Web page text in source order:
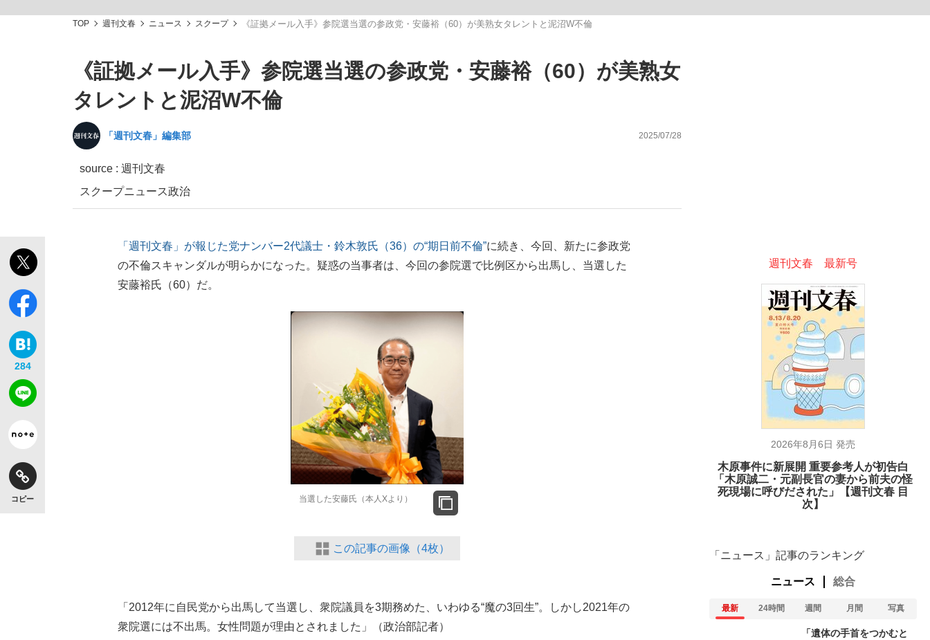
「敗因分析は一切聞かれなかった」侍ジャパン選手が証言した“NPB聞... 「クマが悪者扱いされているのが悲しい」『北の国から』倉本聰氏（91...
「目標達成できなかったからと言って…」サッカー日本代表・森保一監督...
キングの誕生を、目撃せよ。
the Style
TOP 週刊文春 ニュース スクープ 《証拠メール入手》参院選当選の参政党・安藤裕（60）が美熟女タレントと泥沼W不倫
《証拠メール入手》参院選当選の参政党・安藤裕（60）が美熟女
タレントと泥沼W不倫
「週刊文春」編集部 2025/07/28
source : 週刊文春
スクープニュース政治
284
コピー
「週刊文春」が報じた党ナンバー2代議士・鈴木敦氏（36）の“期日前不倫”に続き、今回、新たに参政党
の不倫スキャンダルが明らかになった。疑惑の当事者は、今回の参院選で比例区から出馬し、当選した
安藤裕氏（60）だ。
当選した安藤氏（本人Xより）
この記事の画像（4枚）
「2012年に自民党から出馬して当選し、衆院議員を3期務めた、いわゆる“魔の3回生”。しかし2021年の
衆院選には不出馬。女性問題が理由とされました」（政治部記者）
週刊文春 最新号
2026年8月6日 発売
木原事件に新展開 重要参考人が初告白
「木原誠二・元副長官の妻から前夫の怪
死現場に呼びだされた」【週刊文春 目
次】
「ニュース」記事のランキング
ニュース 総合
最新 24時間 週間 月間 写真
「遺体の手首をつかむと